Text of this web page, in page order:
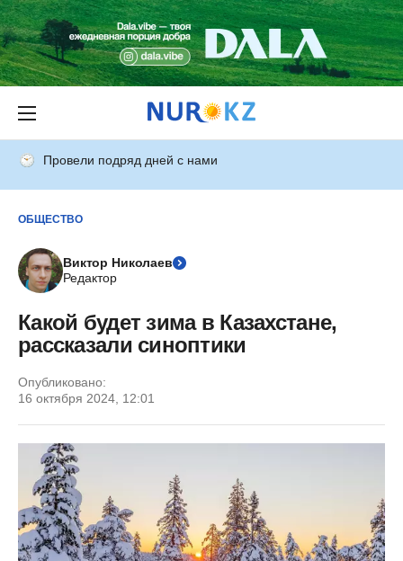
Провели подряд дней с нами
ОБЩЕСТВО
Виктор Николаев
Редактор
Какой будет зима в Казахстане,
рассказали синоптики
Опубликовано:
16 октября 2024, 12:01